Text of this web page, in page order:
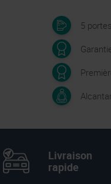
5 portes
Livraison
rapide